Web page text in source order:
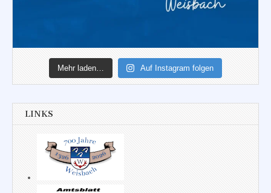
Mehr laden… Auf Instagram folgen
LINKS